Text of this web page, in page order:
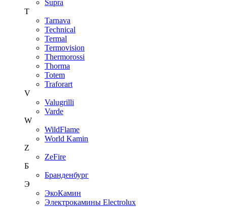
Supra
T
Tarnava
Technical
Termal
Termovision
Thermorossi
Thorma
Totem
Traforart
V
Valugrilli
Varde
W
WildFlame
World Kamin
Z
ZeFire
Б
Бранденбург
Э
ЭкоКамин
Электрокамины Electrolux